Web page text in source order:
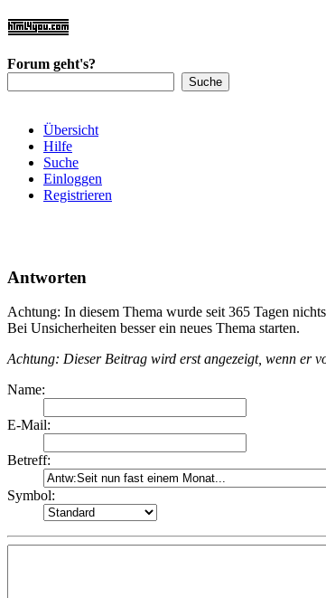
Forum geht's?
Übersicht
Hilfe
Suche
Einloggen
Registrieren
Antworten
Achtung: In diesem Thema wurde seit 365 Tagen
Bei Unsicherheiten besser ein neues Thema starten.
Achtung: Dieser Beitrag wird erst angezeigt, wenn er
Name:
E-Mail:
Betreff:
Symbol: